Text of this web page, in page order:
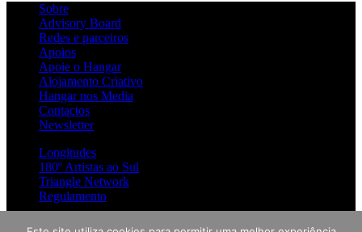
Sobre
Advisory Board
Redes e parceiros
Apoios
Apoie o Hangar
Alojamento Criativo
Hangar nos Media
Contactos
Newsletter
Longitudes
180º Artistas ao Sul
Triangle Network
Regulamento